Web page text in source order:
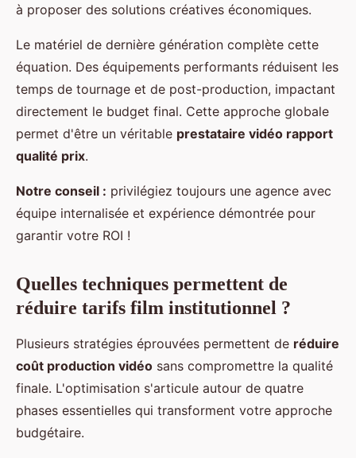
à proposer des solutions créatives économiques.
Le matériel de dernière génération complète cette
équation. Des équipements performants réduisent les
temps de tournage et de post-production, impactant
directement le budget final. Cette approche globale
permet d'être un véritable prestataire vidéo rapport
qualité prix.
Notre conseil : privilégiez toujours une agence avec
équipe internalisée et expérience démontrée pour
garantir votre ROI !
Quelles techniques permettent de
réduire tarifs film institutionnel ?
Plusieurs stratégies éprouvées permettent de réduire
coût production vidéo sans compromettre la qualité
finale. L'optimisation s'articule autour de quatre
phases essentielles qui transforment votre approche
budgétaire.